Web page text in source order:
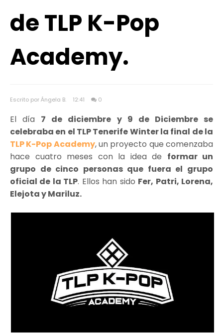
de TLP K-Pop
Academy.
Escrito por Ángela B. 12:41 0
El día 7 de diciembre y 9 de Diciembre se
celebraba en el TLP Tenerife Winter la final de la
TLP K-Pop Academy, un proyecto que comenzaba
hace cuatro meses con la idea de formar un
grupo de cinco personas que fuera el grupo
oficial de la TLP. Ellos han sido Fer, Patri, Lorena,
Elejota y Mariluz.